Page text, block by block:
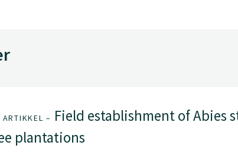
– Field establishment of Abies
plantations